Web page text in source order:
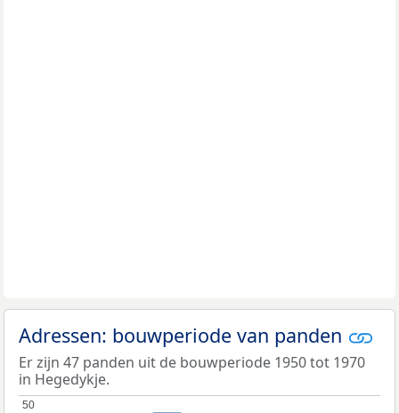
Adressen: bouwperiode van panden
Er zijn 47 panden uit de bouwperiode 1950 tot 1970
in Hegedykje.
50
50